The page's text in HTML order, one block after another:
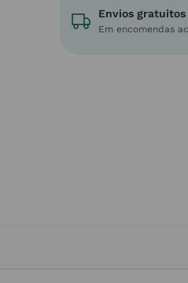
Envios gratuitos
Em encomendas